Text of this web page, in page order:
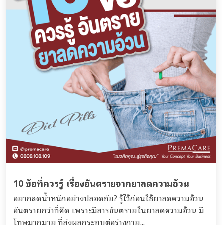
10 ข้อที่ควรรู้ เรื่องอันตรายจากยาลดความอ้วน
อยากลดน้ำหนักอย่างปลอดภัย? รู้ไว้ก่อนใช้ยาลดความอ้วน
อันตรายกว่าที่คิด เพราะมีสารอันตรายในยาลดความอ้วน มี
โทษมากมาย ที่ส่งผลกระทบต่อร่างกาย...